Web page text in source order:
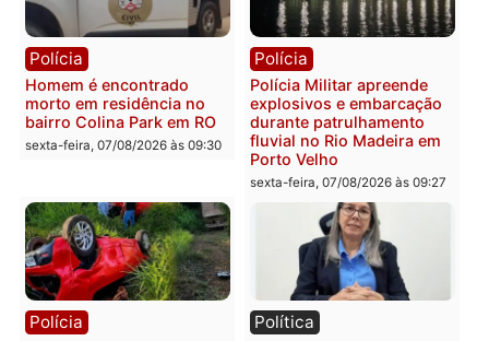
Polícia
Casal é preso pela PRF
estepe em Porto Velho
sexta-feira, 07/08/2026 às 09:38
Polícia
Polícia Civil deflagra
operação contra facção
criminosa que atacava
provedores de internet
Rondônia
sexta-feira, 07/08/2026 às